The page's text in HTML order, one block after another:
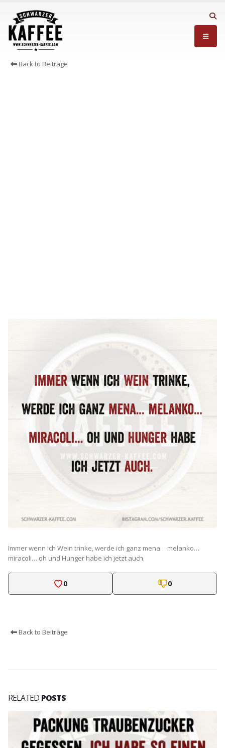
Back to Beiträge
Immer wenn ich Wein trinke, werde ich ganz mena… melanko…
miracoli… oh und Hunger habe ich jetzt auch.
0 0
Back to Beiträge
RELATED POSTS